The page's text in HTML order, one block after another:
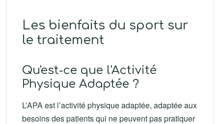
Les bienfaits du sport sur
le traitement
Qu'est-ce que l'Activité
Physique Adaptée ?
L’APA est l’activité physique adaptée, adaptée aux
besoins des patients qui ne peuvent pas pratiquer